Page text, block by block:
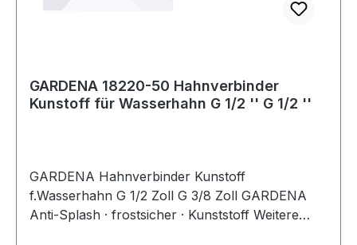
GARDENA 18220-50 Hahnverbinder
Kunstoff für Wasserhahn G 1/2 '' G 1/2 ''
GARDENA Hahnverbinder Kunstoff
f.Wasserhahn G 1/2 Zoll G 3/8 Zoll GARDENA
Anti-Splash · frostsicher · Kunststoff Weitere